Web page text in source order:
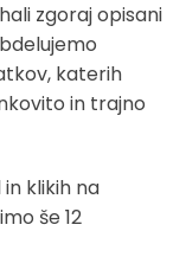
zgoraj opisani
katerih
in trajno
klikih na
še 12